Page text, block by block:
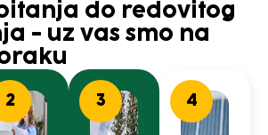
do redovitog
- uz vas smo na
2 3 4